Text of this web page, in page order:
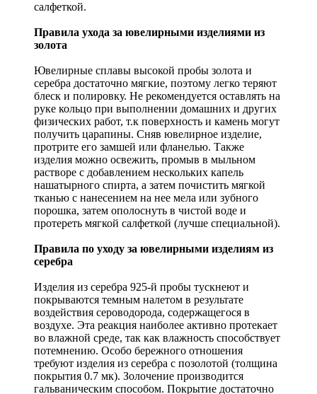
салфеткой.
Правила ухода за ювелирными изделиями из
золота
Ювелирные сплавы высокой пробы золота и
серебра достаточно мягкие, поэтому легко теряют
блеск и полировку. Не рекомендуется оставлять на
руке кольцо при выполнении домашних и других
физических работ, т.к поверхность и камень могут
получить царапины. Сняв ювелирное изделие,
протрите его замшей или фланелью. Также
изделия можно освежить, промыв в мыльном
растворе с добавлением нескольких капель
нашатырного спирта, а затем почистить мягкой
тканью с нанесением на нее мела или зубного
порошка, затем ополоснуть в чистой воде и
протереть мягкой салфеткой (лучше специальной).
Правила по уходу за ювелирными изделиям из
серебра
Изделия из серебра 925-й пробы тускнеют и
покрываются темным налетом в результате
воздействия сероводорода, содержащегося в
воздухе. Эта реакция наиболее активно протекает
во влажной среде, так как влажность способствует
потемнению. Особо бережного отношения
требуют изделия из серебра с позолотой (толщина
покрытия 0.7 мк). Золочение производится
гальваническим способом. Покрытие достаточно